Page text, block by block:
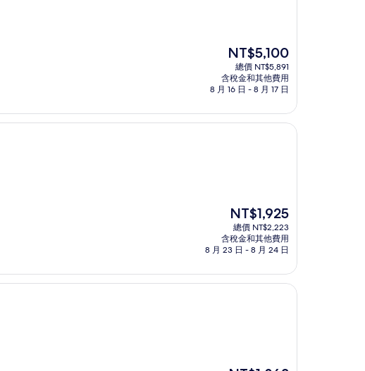
現
在
價
格
NT$5,100
NT$5,100
總價 NT$5,891
含稅金和其他費用
8 月 16 日 - 8 月 17 日
現
在
價
格
NT$1,925
NT$1,925
總價 NT$2,223
含稅金和其他費用
8 月 23 日 - 8 月 24 日